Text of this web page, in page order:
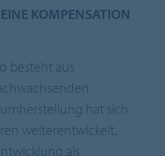
KOMPENSATION
besteht aus
hat sich
weiterentwickelt,
als